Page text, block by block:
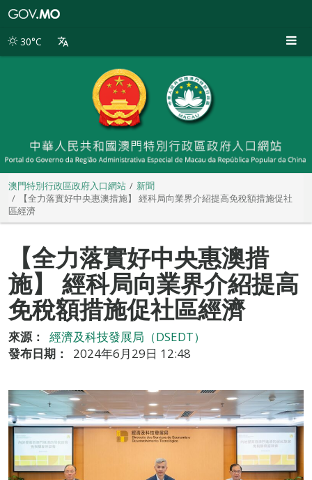
別
30°C
澳門特別行政區政府入口網站
新聞
【全力落實好中央惠澳措施】 經科局向業界介紹提高免稅額措施促社
區經濟
【全力落實好中央惠澳措
施】 經科局向業界介紹提高
免稅額措施促社區經濟
來源：
經濟及科技發展局（DSEDT）
發布日期：
2024年6月29日 12:48